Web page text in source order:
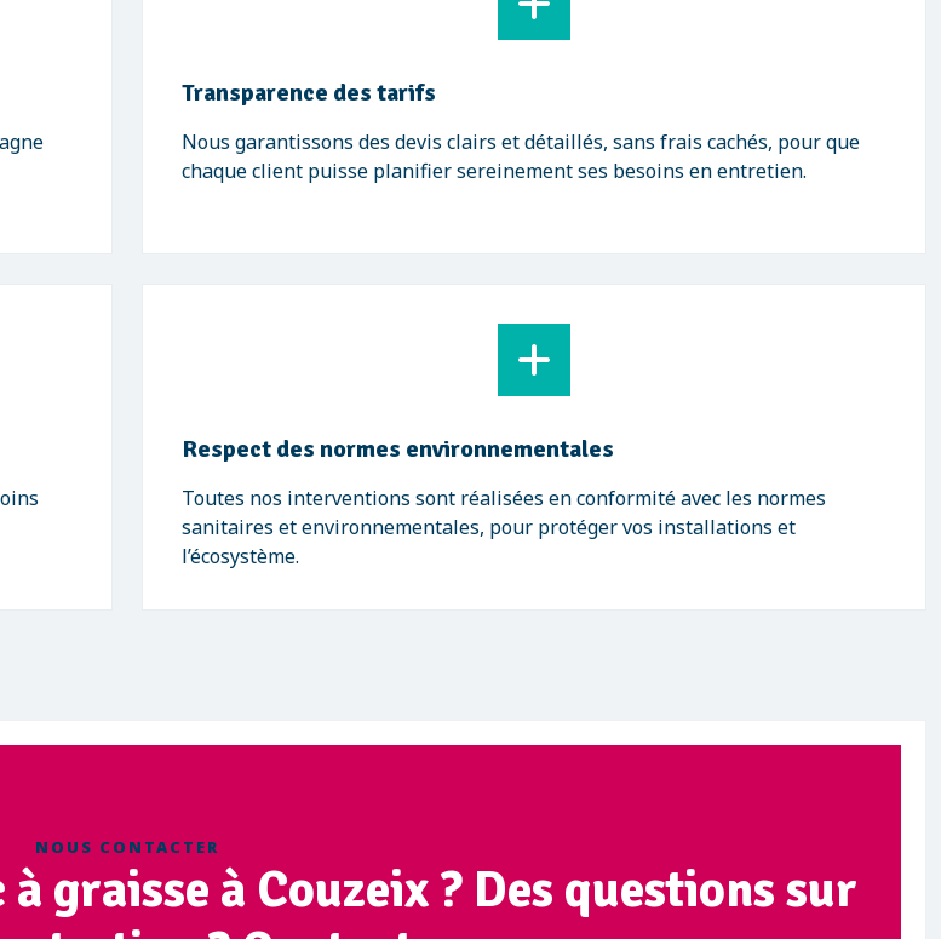
Transparence des tarifs
Nous garantissons des devis clairs et détaillés, sans frais cachés, pour que
chaque client puisse planifier sereinement ses besoins en entretien.
Respect des normes environnementales
Toutes nos interventions sont réalisées en conformité avec les normes
sanitaires et environnementales, pour protéger vos installations et
l’écosystème.
NOUS CONTACTER
graisse à Couzeix ? Des questions sur